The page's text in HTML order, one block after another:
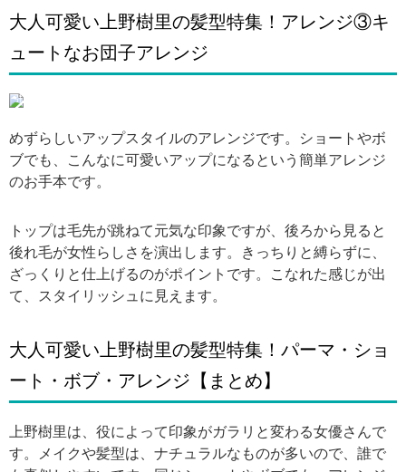
大人可愛い上野樹里の髪型特集！アレンジ③キ
ュートなお団子アレンジ
めずらしいアップスタイルのアレンジです。ショートやボ
ブでも、こんなに可愛いアップになるという簡単アレンジ
のお手本です。
トップは毛先が跳ねて元気な印象ですが、後ろから見ると
後れ毛が女性らしさを演出します。きっちりと縛らずに、
ざっくりと仕上げるのがポイントです。こなれた感じが出
て、スタイリッシュに見えます。
大人可愛い上野樹里の髪型特集！パーマ・ショ
ート・ボブ・アレンジ【まとめ】
上野樹里は、役によって印象がガラリと変わる女優さんで
す。メイクや髪型は、ナチュラルなものが多いので、誰で